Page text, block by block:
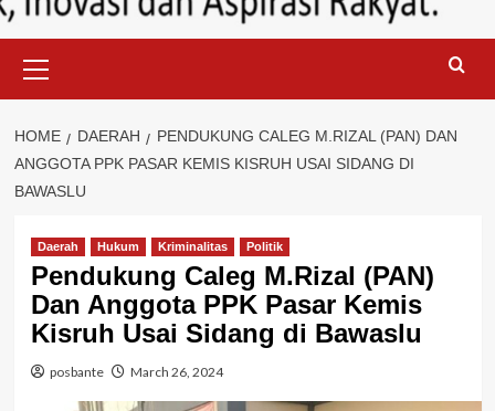
Menu
HOME DAERAH
PENDUKUNG CALEG M.RIZAL (PAN) DAN
ANGGOTA PPK PASAR KEMIS KISRUH USAI SIDANG DI
BAWASLU
Daerah Hukum Kriminalitas Politik
Pendukung Caleg M.Rizal (PAN)
Dan Anggota PPK Pasar Kemis
Kisruh Usai Sidang di Bawaslu
posbante March 26, 2024